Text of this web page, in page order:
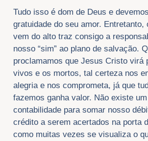
Tudo isso é dom de Deus e
gratuidade do seu amor. Entretanto,
vem do alto traz consigo a
nosso “sim” ao plano de salvação.
proclamamos que Jesus Cristo virá
vivos e os mortos, tal certeza nos
alegria e nos comprometa, já que
fazemos ganha valor. Não existe
contabilidade para somar nosso
crédito a serem acertados na porta
como muitas vezes se visualiza o